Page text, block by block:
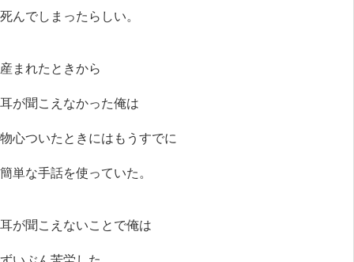
死んでしまったらしい。
産まれたときから
耳が聞こえなかった俺は
物心ついたときにはもうすでに
簡単な手話を使っていた。
耳が聞こえないことで俺は